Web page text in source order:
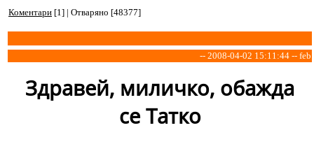
Коментари [1] | Отваряно [48377]
-- 2008-04-02 15:11:44 -- feb
Здравей, миличко, обажда
се Татко